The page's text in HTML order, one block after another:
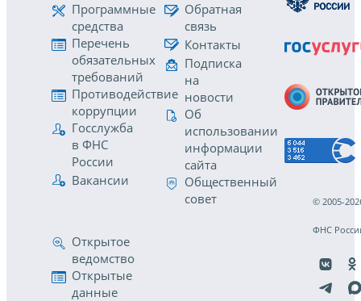
Программные
средства
Перечень
обязательных
требований
Противодействие
коррупции
Госслужба
в ФНС
России
Вакансии
Обратная
связь
Контакты
Подписка
на
новости
Об
использовании
информации
сайта
Общественный
совет
Открытое
ведомство
Открытые
данные
© 2005-
ФНС